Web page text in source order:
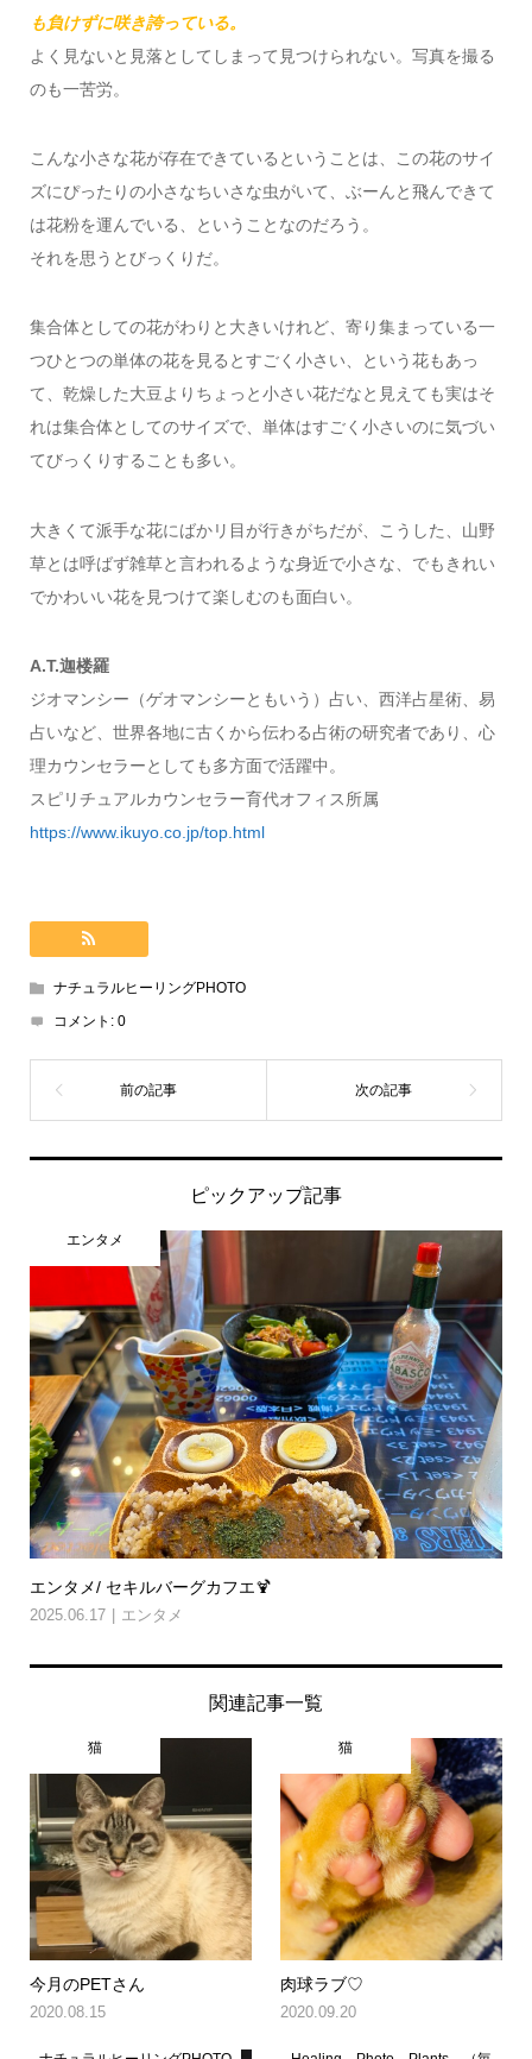
も負けずに咲き誇っている。
よく見ないと見落としてしまって見つけられない。写真を撮る
のも一苦労。
こんな小さな花が存在できているということは、この花のサイ
ズにぴったりの小さなちいさな虫がいて、ぶーんと飛んできて
は花粉を運んでいる、ということなのだろう。
それを思うとびっくりだ。
集合体としての花がわりと大きいけれど、寄り集まっている一
つひとつの単体の花を見るとすごく小さい、という花もあっ
て、乾燥した大豆よりちょっと小さい花だなと見えても実はそ
れは集合体としてのサイズで、単体はすごく小さいのに気づい
てびっくりすることも多い。
大きくて派手な花にばかリ目が行きがちだが、こうした、山野
草とは呼ばず雑草と言われるような身近で小さな、でもきれい
でかわいい花を見つけて楽しむのも面白い。
A.T.迦楼羅
ジオマンシー（ゲオマンシーともいう）占い、西洋占星術、易
占いなど、世界各地に古くから伝わる占術の研究者であり、心
理カウンセラーとしても多方面で活躍中。
スピリチュアルカウンセラー育代オフィス所属
https://www.ikuyo.co.jp/top.html
ナチュラルヒーリングPHOTO
コメント: 0
ピックアップ記事
エンタメ
エンタメ/ セキルバーグカフエ🍹
2025.06.17 エンタメ
関連記事一覧
猫
今月のPETさん
2020.08.15
猫
肉球ラブ♡
2020.09.20